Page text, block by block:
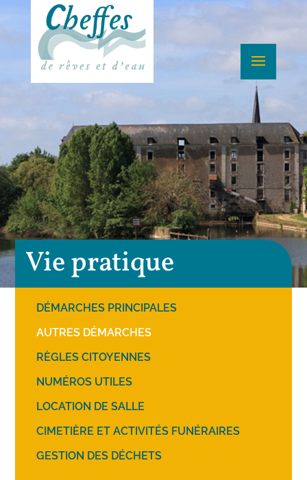
Vie pratique
DÉMARCHES PRINCIPALES
AUTRES DÉMARCHES
RÈGLES CITOYENNES
NUMÉROS UTILES
LOCATION DE SALLE
CIMETIÈRE ET ACTIVITÉS FUNÉRAIRES
GESTION DES DÉCHETS